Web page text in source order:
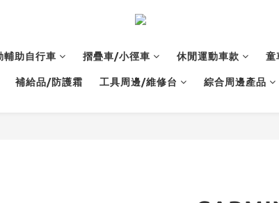
輔助自行車 摺疊車/小徑車 休閒運動車款 童
補給品/防護霜 工具周邊/維修台 綜合周邊產品